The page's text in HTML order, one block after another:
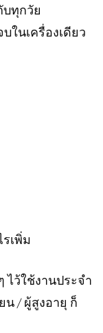
บทุกวัย
ในเครื่องเดียว
เพิ่ม
ว้ใช้งานประจำ
น / ผู้สูงอายุ ก็